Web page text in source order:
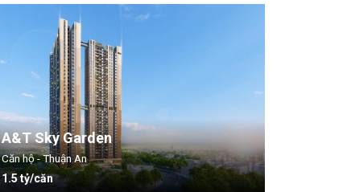
A&T Sky Garden
Căn hộ - Thuận An
1.5 tỷ/căn